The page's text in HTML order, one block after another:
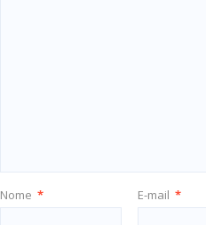
Nome * E-mail *